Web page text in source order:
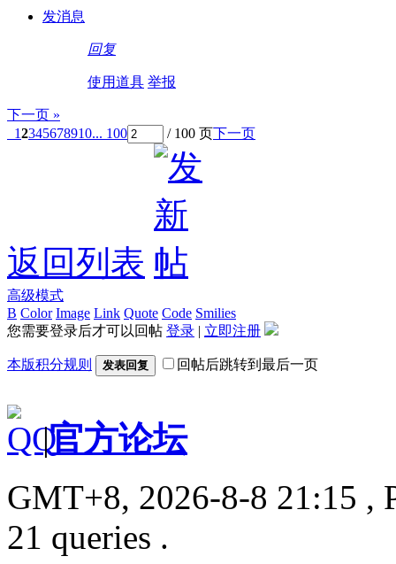
发消息
回复
使用道具 举报
下一页 »
12345678910... 100 / 100 页下一页
返回列表
高级模式
B Color Image Link Quote Code Smilies
您需要登录后才可以回帖 登录 | 立即注册
本版积分规则 发表回复 回帖后跳转到最后一页
|官方论坛
GMT+8, 2026-8-8 21:15 ,
21 queries .